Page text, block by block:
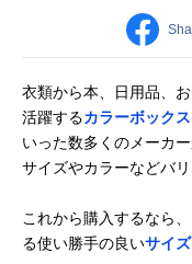
衣類から本、日用品、
活躍するカラーボックス
いった数多くのメーカ
サイズやカラーなどバ
これから購入するなら
る使い勝手の良いサイズ